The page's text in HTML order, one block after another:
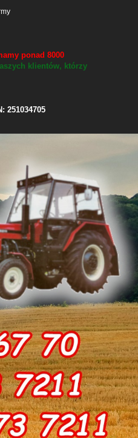
ponad 8000
klientów, którzy
251034705